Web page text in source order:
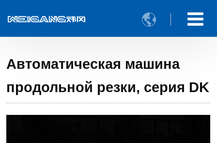

Автоматическая машина
продольной резки, серия DK